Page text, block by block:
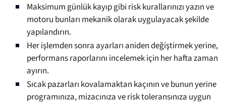
Maksimum günlük kayıp gibi risk kurallarınızı yazın ve
motoru bunları mekanik olarak uygulayacak şekilde
yapılandırın.
Her işlemden sonra ayarları aniden değiştirmek yerine,
performans raporlarını incelemek için her hafta zaman
ayırın.
Sıcak pazarları kovalamaktan kaçının ve bunun yerine
programınıza, mizacınıza ve risk toleransınıza uygun